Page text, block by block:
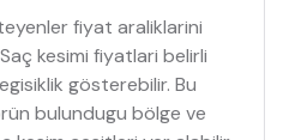
fiyat araliklarini
kesimi fiyatlari belirli
gösterebilir. Bu
bulundugu bölge ve